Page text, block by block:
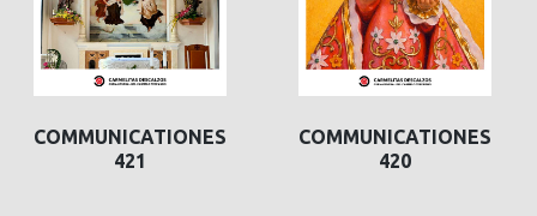
COMMUNICATIONES
421
COMMUNICATIONES
420